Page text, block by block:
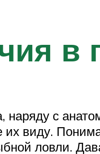
в
наряду с
их виду.
ловли.